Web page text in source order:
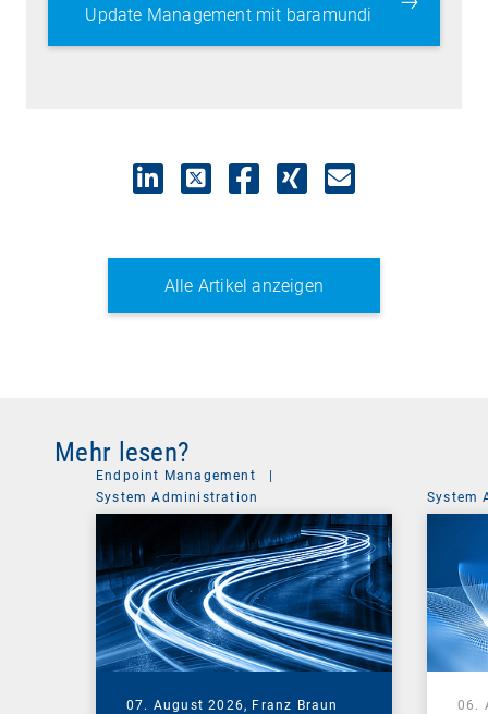
Update Management mit baramundi
Alle Artikel anzeigen
Mehr lesen?
Endpoint Management
|
System Administration
07. August 2026, Franz Braun
System
06.